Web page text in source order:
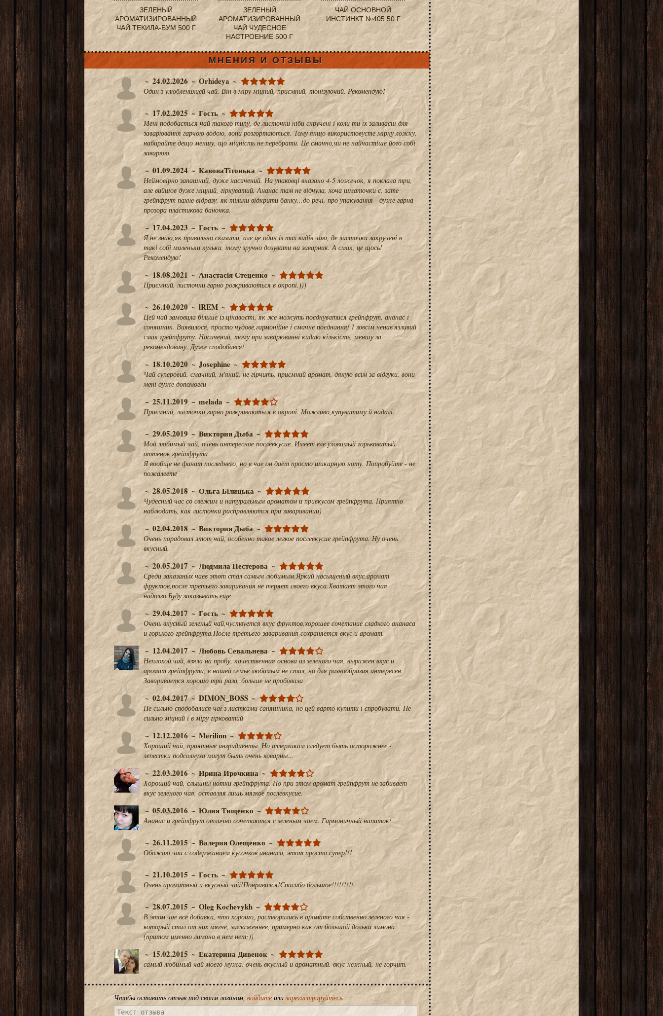
ЗЕЛЕНЫЙ
АРОМАТИЗИРОВАННЫЙ
ЧАЙ ТЕКИЛА-БУМ 500 Г
ЗЕЛЕНЫЙ
АРОМАТИЗИРОВАННЫЙ
ЧАЙ ЧУДЕСНОЕ
НАСТРОЕНИЕ 500 Г
ЧАЙ ОСНОВНОЙ
ИНСТИНКТ №405 50 Г
МНЕНИЯ И ОТЗЫВЫ
24.02.2026 Orhideya
Один з улюбленихцей чай. Він в міру міцний, приємний, тонізуючий. Рекомендую!
17.02.2025 Гость
Мені подобається чай такого типу, де листочки ніби скручені і коли ти їх заливаєш для
заварювання гарчою водою, вони розгортаються. Тому якщо використовуєте мірну ложку,
набирайте дещо меншу, що міцність не перебрати. Це смачно,чи не найчастіше його собі
заварюю.
01.09.2024 КавоваТітонька
Неймовірно запашний, дуже насичений. На упаковці вказано 4-5 ложечок, я поклала три,
але вийшов дуже міцний, гіркуватий. Ананас там не відчула, хоча шматочки є, зате
грейпфрут пахне відразу, як тільки відкрити банку...до речі, про упакування - дуже гарна
прозора пластикова баночка.
17.04.2023 Гость
Я не знаю,як правильно сказати, але це один із тих видів чаю, де листочки закручені в
такі собі маленьки кульки, тому зручно дозувати на заварник. А смак, це щось!
Рекомендую!
18.08.2021 Анастасія Стеценко
Приємний, листочки гарно розкриваються в окропі.)))
26.10.2020 lREM
Цей чай замовила більше із цікавості, як же можуть поєднуватися грейпфрут, ананас і
соняшник. Виявилося, просто чудове,гармонійне і смачне поєднання! І зовсім ненав'язливий
смак грейпфруту. Насичений, тому при заварюванні кидаю кількість, меншу за
рекомендовану. Дуже сподобався!
18.10.2020 Josephine
Чай суперовий, смачний, м'який, не гірчить, приємний аромат, дякую всім за відгуки, вони
мені дуже допомогли
25.11.2019 melada
Приємний, листочки гарно розкриваються в окропі. Можливо,купуватиму й надалі.
29.05.2019 Виктория Дыба
Мой любимый чай, очень интересное послевкусие. Имеет еле уловимый горьковатый
оттенок грейпфрута
Я вообще не фанат последнего, но в чае он даёт просто шикарную ноту. Попробуйте - не
пожалеете
28.05.2018 Ольга Білицька
Чудесный час со свежим и натуральным ароматом и привкусом грейпфрута. Приятно
наблюдать, как листочки расправляются при заваривании)
02.04.2018 Виктория Дыба
Очень порадовал этот чай, особенно такое легкое послевкусие грейпфрута. Ну очень
вкусный.
20.05.2017 Людмила Нестерова
Среди заказаных чаев этот стал самым любимым.Яркий насыщеный вкус,аромат
фруктов,после третьего заваривания не теряет своего вкуса.Хватает этого чая
надолго.Буду заказывать еще
29.04.2017 Гость
Очень вкусный зеленый чай,чуствуется вкус фруктов,хорошее сочетание сладкого ананаса
и горького грейпфрута.После третьего заваривания сохраняется вкус и аромат.
12.04.2017 Любовь Севальнева
Неплохой чай, взяла на пробу, качественная основа из зеленого чая, выражен вкус и
аромат грейпфрута, в нашей семье любимым не стал, но для разнообразия интересен.
Заваривается хорошо три раза, больше не пробовала
02.04.2017 DIMON_BOSS
Не сильно сподобалися чаї з листками саняшника, но цей варто купити і спробувати. Не
сильно міцний і в міру гірковатий
12.12.2016 Merilinn
Хороший чай, приятные ингридиенты. Но аллергикам следует быть осторожнее -
лепестки подсолнуха могут быть очень коварны...
22.03.2016 Ирина Ирочкина
Хороший чай, слышны нотки грейпфрута. Но при этом аромат грейпфрут не забивает
вкус зелёного чая, оставляя лишь мягкое послевкусие.
05.03.2016 Юлия Тищенко
Ананас и грейпфрут отлично сочетаются с зеленым чаем. Гармоничный напиток!
26.11.2015 Валерия Олещенко
Обожаю чаи с содержанием кусочков ананаса, этот просто супер!!!
21.10.2015 Гость
Очень ароматный и вкусный чай!Понравился!Спасибо большое!!!!!!!!!
28.07.2015 Oleg Kochevykh
В этом чае все добавки, что хорошо, растворились в аромате собственно зеленого чая -
который стал от них мягче, заглаженнее, примерно как от большой дольки лимона
(притом именно лимона в нем нет;))
15.02.2015 Екатерина Дивенок
самый любимый чай моего мужа. очень вкусный и ароматный. вкус нежный, не горчит.
Чтобы оставить отзыв под своим логином, войдите илизарегистрируйтесь.